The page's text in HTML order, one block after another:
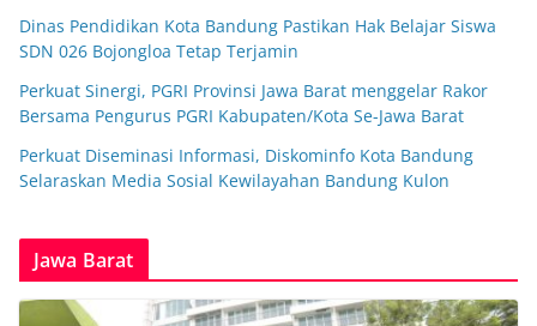
Dinas Pendidikan Kota Bandung Pastikan Hak Belajar Siswa
SDN 026 Bojongloa Tetap Terjamin
Perkuat Sinergi, PGRI Provinsi Jawa Barat menggelar Rakor
Bersama Pengurus PGRI Kabupaten/Kota Se-Jawa Barat
Perkuat Diseminasi Informasi, Diskominfo Kota Bandung
Selaraskan Media Sosial Kewilayahan Bandung Kulon
Jawa Barat